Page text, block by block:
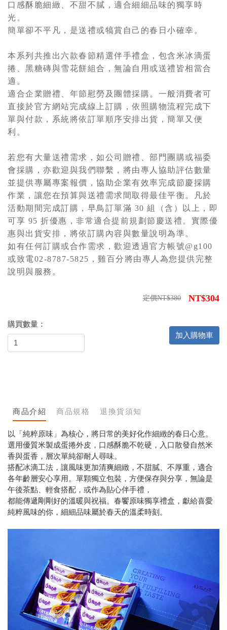
口感酥脆細緻、不甜不膩，適合細細品味的獨享時
光。
簡單卻不平凡，是送禮或犒賞自己的春日小確幸。
本系列共推出六款春節精選伴手禮盒，包含米冰滴蛋
捲、黑糖磚與雪花餅組合，無論自用或送禮皆相當合
適。
適合企業贈禮、年節慰勞及團體採購。一般消費者可
直接於官方網站完成線上訂購，依照購物流程完成下
單與付款，系統將依訂單順序安排出貨，簡單又便
利。
若您有大量送禮需求，如公司贈禮、部門團購或福委
會採購，亦歡迎與我們聯繫，將由專人協助評估數量
並提供專屬專案報價，協助企業有效率完成節慶採購
作業，讓您在預算與送禮需求間取得最佳平衡。凡於
活動期間完成訂購，早鳥訂單滿 30 組（含）以上，即
可享 95 折優惠，非常適合提前規劃節慶送禮。實際優
惠與出貨安排，將依訂購內容與數量說明為準。
如有任何訂購或合作需求，歡迎透過官方帳號@g100
或致電02-8787-5825，雞百分將由專人為您提供完整
說明與服務。
定價NT$380 NT$304
購買數量：
加入購物車
商品介紹 商品規格 退換貨須知
以「純粹原味」為核心，將日常的美好化作細緻的春日心意。
選用優質米製成蛋捲外皮，口感酥脆不乾硬，入口散發自然米
香與蛋香，層次單純卻耐人尋味。
搭配冰滴工法，讓風味更加清爽細緻，不甜膩、不厚重，適合
各年齡層安心享用。單顆獨立包裝，方便保存與分享，無論是
午後茶點、輕食搭配，或作為貼心伴手禮，
都能傳遞剛剛好的溫暖與祝福。春饗原味獨享禮盒，獻給喜愛
純粹風味的你，細細品味屬於春天的溫柔時刻。